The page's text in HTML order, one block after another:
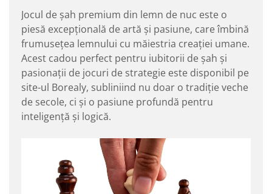
Jocul de șah premium din lemn de nuc este o
piesă excepțională de artă și pasiune, care îmbină
frumusețea lemnului cu măiestria creației umane.
Acest cadou perfect pentru iubitorii de șah și
pasionații de jocuri de strategie este disponibil pe
site-ul Borealy, subliniind nu doar o tradiție veche
de secole, ci și o pasiune profundă pentru
inteligență și logică.